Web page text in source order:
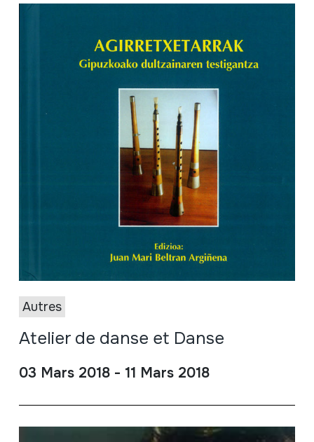
Autres
Atelier de danse et Danse
03 Mars 2018 - 11 Mars 2018